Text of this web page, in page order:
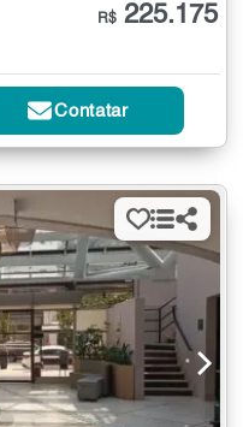
R$ 225.175
Contatar